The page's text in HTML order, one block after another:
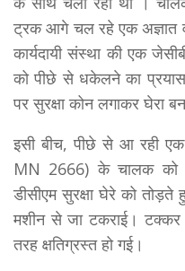
ट्रक आगे चल रहे एक अज्ञात
कार्यदायी संस्था की एक
को पीछे से धकेलने का प्रयास
पर सुरक्षा कोन लगाकर घेरा
इसी बीच, पीछे से आ रही
MN 2666) के चालक को
डीसीएम सुरक्षा घेरे को
मशीन से जा टकराई। टक्कर
तरह क्षतिग्रस्त हो गई।